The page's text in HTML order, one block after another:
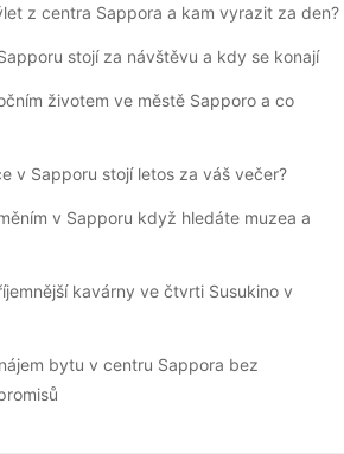
z centra Sappora a kam vyrazit za den?
stojí za návštěvu a kdy se konají
životem ve městě Sapporo a co
v Sapporu stojí letos za váš večer?
v Sapporu když hledáte muzea a
kavárny ve čtvrti Susukino v
bytu v centru Sappora bez